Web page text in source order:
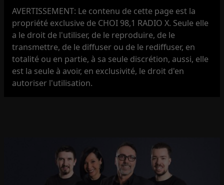
AVERTISSEMENT: Le contenu de cette page est la
propriété exclusive de CHOI 98,1 RADIO X. Seule elle
a le droit de l'utiliser, de le reproduire, de le
transmettre, de le diffuser ou de le rediffuser, en
totalité ou en partie, à sa seule discrétion, aussi, elle
est la seule à avoir, en exclusivité, le droit d'en
autoriser l'utilisation.